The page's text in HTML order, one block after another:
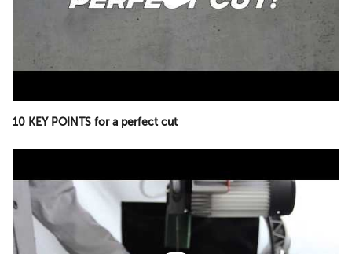
10 KEY POINTS for a perfect cut